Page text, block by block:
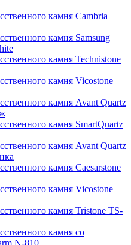
камня Cambria
камня Samsung
камня Technistone
камня Vicostone
камня Avant Quartz
камня SmartQuartz
камня Avant Quartz
камня Caesarstone
камня Vicostone
камня Tristone TS-
камня со
N-810